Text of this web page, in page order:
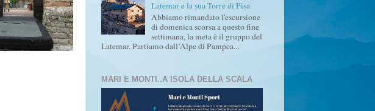
Latemar e la sua Torre di Pisa
Abbiamo rimandato l'escursione
di domenica scorsa a questo fine
settimana, la meta è il gruppo del
Latemar. Partiamo dall’Alpe di Pampea...
MARI E MONTI..A ISOLA DELLA SCALA